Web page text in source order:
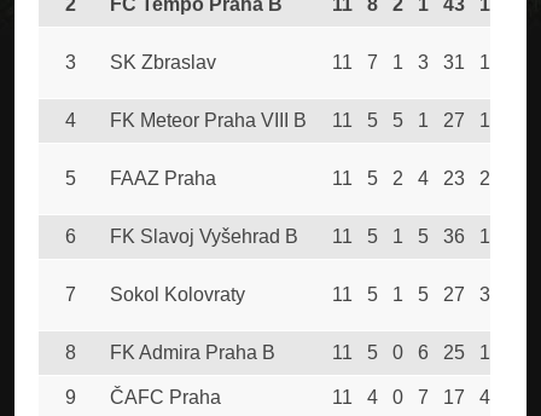
2 FC Tempo Praha B 11 8 2 1 43 13
3 SK Zbraslav 11 7 1 3 31 13
4 FK Meteor Praha VIII B 11 5 5 1 27 13
5 FAAZ Praha 11 5 2 4 23 26
6 FK Slavoj Vyšehrad B 11 5 1 5 36 19
7 Sokol Kolovraty 11 5 1 5 27 31
8 FK Admira Praha B 11 5 0 6 25 18
9 ČAFC Praha 11 4 0 7 17 48